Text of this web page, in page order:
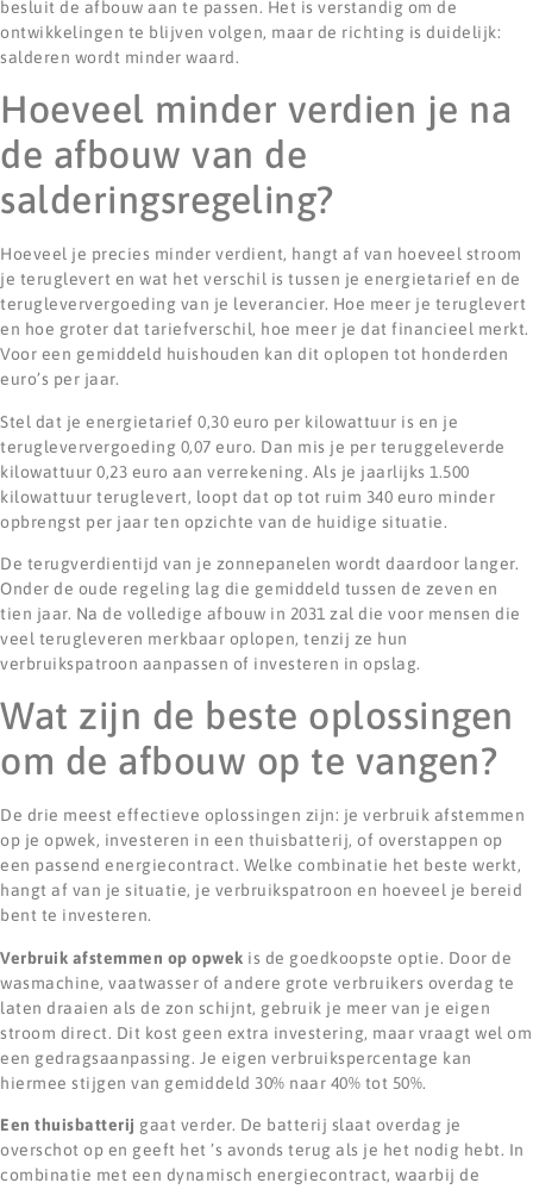
besluit de afbouw aan te passen. Het is verstandig om de
ontwikkelingen te blijven volgen, maar de richting is duidelijk:
salderen wordt minder waard.
Hoeveel minder verdien je na
de afbouw van de
salderingsregeling?
Hoeveel je precies minder verdient, hangt af van hoeveel stroom
je teruglevert en wat het verschil is tussen je energietarief en de
terugleververgoeding van je leverancier. Hoe meer je teruglevert
en hoe groter dat tariefverschil, hoe meer je dat financieel merkt.
Voor een gemiddeld huishouden kan dit oplopen tot honderden
euro’s per jaar.
Stel dat je energietarief 0,30 euro per kilowattuur is en je
terugleververgoeding 0,07 euro. Dan mis je per teruggeleverde
kilowattuur 0,23 euro aan verrekening. Als je jaarlijks 1.500
kilowattuur teruglevert, loopt dat op tot ruim 340 euro minder
opbrengst per jaar ten opzichte van de huidige situatie.
De terugverdientijd van je zonnepanelen wordt daardoor langer.
Onder de oude regeling lag die gemiddeld tussen de zeven en
tien jaar. Na de volledige afbouw in 2031 zal die voor mensen die
veel terugleveren merkbaar oplopen, tenzij ze hun
verbruikspatroon aanpassen of investeren in opslag.
Wat zijn de beste oplossingen
om de afbouw op te vangen?
De drie meest effectieve oplossingen zijn: je verbruik afstemmen
op je opwek, investeren in een thuisbatterij, of overstappen op
een passend energiecontract. Welke combinatie het beste werkt,
hangt af van je situatie, je verbruikspatroon en hoeveel je bereid
bent te investeren.
Verbruik afstemmen op opwek is de goedkoopste optie. Door de
wasmachine, vaatwasser of andere grote verbruikers overdag te
laten draaien als de zon schijnt, gebruik je meer van je eigen
stroom direct. Dit kost geen extra investering, maar vraagt wel om
een gedragsaanpassing. Je eigen verbruikspercentage kan
hiermee stijgen van gemiddeld 30% naar 40% tot 50%.
Een thuisbatterij gaat verder. De batterij slaat overdag je
overschot op en geeft het ’s avonds terug als je het nodig hebt. In
combinatie met een dynamisch energiecontract, waarbij de